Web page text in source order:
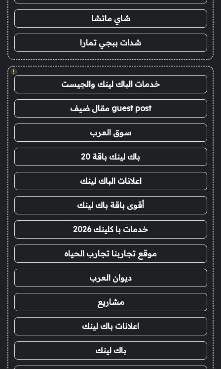
شاي ماتشا
شدات ببجي تمارا
!
خدمات الباك لينك والجيست
guest post مقال ضيف
سوق العرب
باك لينك باقة 20
اعلانات الباك لينك
أقوى باقة باك لينك
خدمات با كلينك 2026
موقع تجاربنا تجارب الحياه
ديوان العرب
مشاريع
اعلانات باك لينك
باك لينك